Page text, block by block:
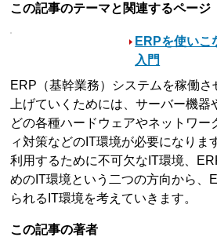
この記事のテーマと関連するページ
ERPを使いこ
入門
ERP（基幹業務）システムを稼働さ
上げていくためには、サーバー機
どの各種ハードウェアやネットワー
ィ対策などのIT環境が必要になりま
利用するために不可欠なIT環境、
めのIT環境という二つの方向から、
られるIT環境を考えていきます。
この記事の著者